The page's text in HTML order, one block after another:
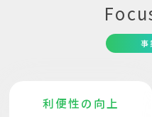
事
利便性の向上